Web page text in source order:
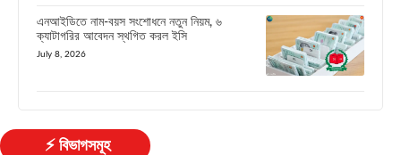
এনআইডিতে নাম-বয়স সংশোধনে নতুন নিয়ম, ৬
ক্যাটাগরির আবেদন স্থগিত করল ইসি
July 8, 2026
⚡ বিভাগসমূহ